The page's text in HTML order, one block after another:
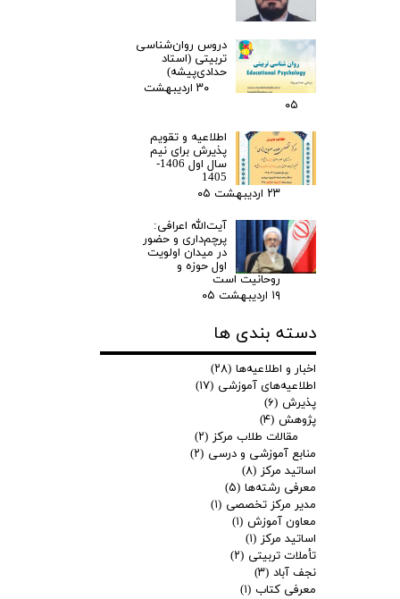
دروس روان‌شناسی
تربیتی (استاد
حدادی‌پیشه)
۳۰ اردیبهشت
۰۵
اطلاعیه و تقویم
پذیرش برای نیم
سال اول 1406-
1405
۲۳ اردیبهشت ۰۵
آیت‌الله اعرافی:
پرچم‌داری و حضور
در میدان‌ اولویت
اول حوزه و
روحانیت است
۱۹ اردیبهشت ۰۵
دسته بندی ها
اخبار و اطلاعیه‌ها (۲۸)
اطلاعیه‌های آموزشی (۱۷)
پذیرش (۶)
پژوهش (۴)
مقالات طلاب مرکز (۲)
منابع آموزشی و درسی (۲)
اساتید مرکز (۸)
معرفی رشته‌ها (۵)
مدیر مرکز تخصصی (۱)
معاون آموزش (۱)
اساتید مرکز (۱)
تأملات تربیتی (۲)
نجف آباد (۳)
معرفی کتاب (۱)